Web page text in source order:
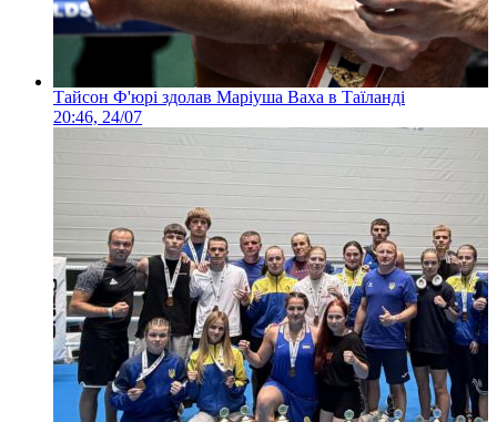
Тайсон Ф'юрі здолав Маріуша Ваха в Таїланді
20:46, 24/07